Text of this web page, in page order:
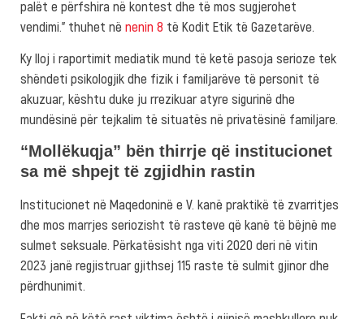
palët e përfshira në kontest dhe të mos sugjerohet
vendimi.” thuhet në nenin 8 të Kodit Etik të Gazetarëve.
Ky lloj i raportimit mediatik mund të ketë pasoja serioze tek
shëndeti psikologjik dhe fizik i familjarëve të personit të
akuzuar, kështu duke ju rrezikuar atyre sigurinë dhe
mundësinë për tejkalim të situatës në privatësinë familjare.
“Mollëkuqja” bën thirrje që institucionet
sa më shpejt të zgjidhin rastin
Institucionet në Maqedoninë e V. kanë praktikë të zvarritjes
dhe mos marrjes seriozisht të rasteve që kanë të bëjnë me
sulmet seksuale. Përkatësisht nga viti 2020 deri në vitin
2023 janë regjistruar gjithsej 115 raste të sulmit gjinor dhe
përdhunimit.